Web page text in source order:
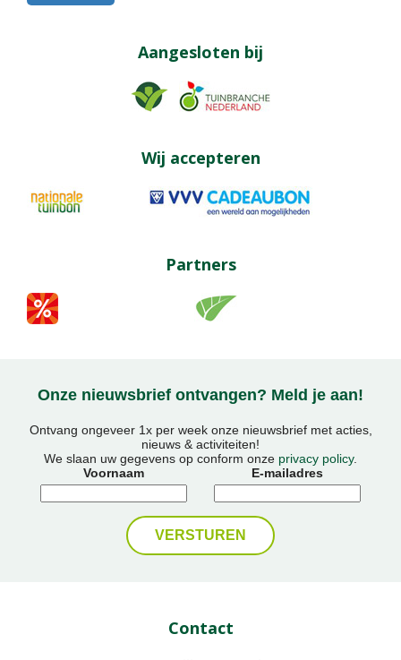
Aangesloten bij
Wij accepteren
Partners
Onze nieuwsbrief ontvangen? Meld je aan!
Ontvang ongeveer 1x per week onze nieuwsbrief met acties,
nieuws & activiteiten!
We slaan uw gegevens op conform onze privacy policy.
Voornaam
E-mailadres
Contact